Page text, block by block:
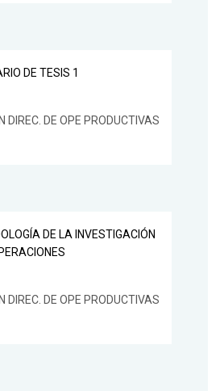
DE TESIS 1
DIREC. DE OPE PRODUCTIVAS
DE LA INVESTIGACIÓN
DIREC. DE OPE PRODUCTIVAS